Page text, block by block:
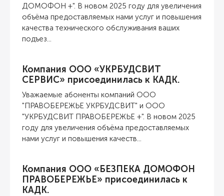
ДОМОФОН +". В новом 2025 году для увеличения
объёма предоставляемых нами услуг и повышения
качества технического обслуживания ваших
подъез...
Компания ООО «УКРБУДСВИТ
СЕРВИС» присоединилась к КАДК.
Уважаемые абоненты компаний ООО
"ПРАВОБЕРЕЖЬЕ УКРБУДСВИТ" и ООО
"УКРБУДСВИТ ПРАВОБЕРЕЖЬЕ +". В новом 2025
году для увеличения объёма предоставляемых
нами услуг и повышения качеств...
Компания ООО «БЕЗПЕКА ДОМОФОН
ПРАВОБЕРЕЖЬЕ» присоединилась к
КАДК.